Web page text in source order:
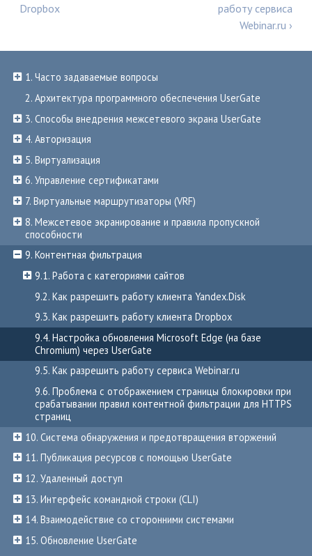
1. Часто задаваемые вопросы
2. Архитектура программного обеспечения UserGate
3. Способы внедрения межсетевого экрана UserGate
4. Авторизация
5. Виртуализация
6. Управление сертификатами
7. Виртуальные маршрутизаторы (VRF)
8. Межсетевое экранирование и правила пропускной
способности
9. Контентная фильтрация
9.1. Работа с категориями сайтов
9.2. Как разрешить работу клиента Yandex.Disk
9.3. Как разрешить работу клиента Dropbox
9.4. Настройка обновления Microsoft Edge (на базе
Chromium) через UserGate
9.5. Как разрешить работу сервиса Webinar.ru
9.6. Проблема с отображением страницы блокировки при
срабатывании правил контентной фильтрации для HTTPS
страниц
10. Система обнаружения и предотвращения вторжений
11. Публикация ресурсов с помощью UserGate
12. Удаленный доступ
13. Интерфейс командной строки (CLI)
14. Взаимодействие со сторонними системами
15. Обновление UserGate
Dropbox
работу сервиса
Webinar.ru ›